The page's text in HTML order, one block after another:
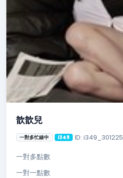
歆歆兒
一對多忙線中 i349 ID: i349_301225
一對多點數
一對一點數